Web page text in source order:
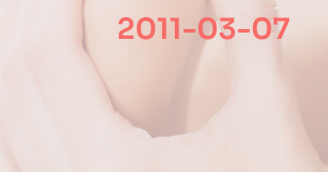
2011-03-07